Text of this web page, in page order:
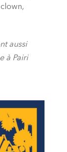
aussi
à Pairi